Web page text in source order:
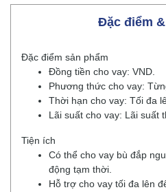
Đặc điểm
Đặc điểm sản phẩm
Đồng tiền cho vay: VND.
Phương thức cho vay:
Thời hạn cho vay: Tối đa
Lãi suất cho vay: Lãi suất
Tiện ích
Có thể cho vay bù đắp
động tạm thời.
Hỗ trợ cho vay tối đa lên